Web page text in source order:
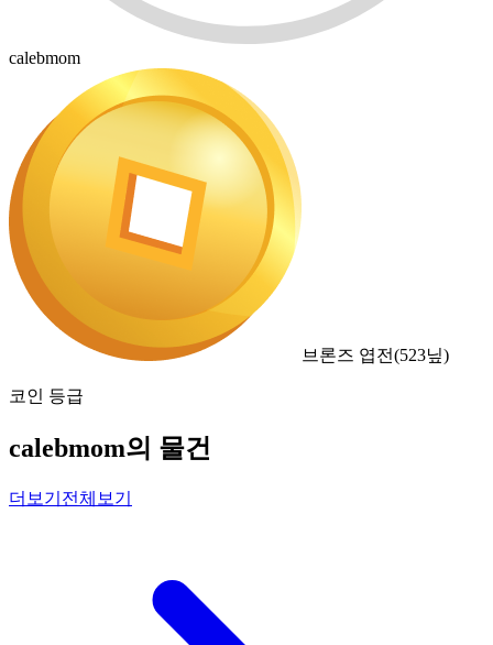
calebmom
브론즈 엽전(523닢)
코인 등급
calebmom의 물건
더보기 전체보기